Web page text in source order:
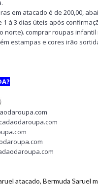
em atacado é de 200,00,
1 à 3 dias úteis após
norte). comprar roupas
estampas e cores irão
atacado, Bermuda Saruel